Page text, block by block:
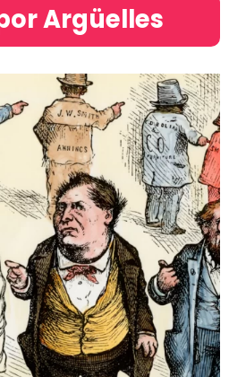
Argüelles​